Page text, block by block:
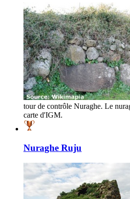
tour de contrôle Nuraghe. Le
carte d'IGM.
Nuraghe Ruju